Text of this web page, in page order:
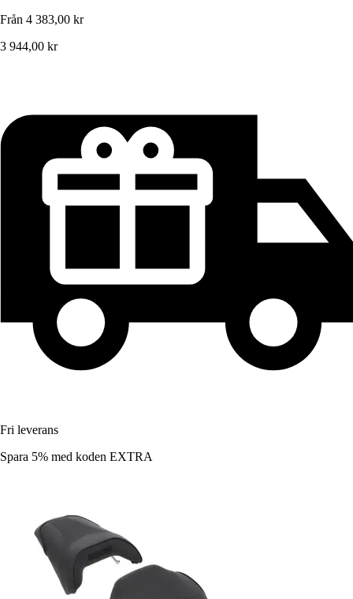
Från 4 383,00 kr
3 944,00 kr
Fri leverans
Spara 5% med koden EXTRA